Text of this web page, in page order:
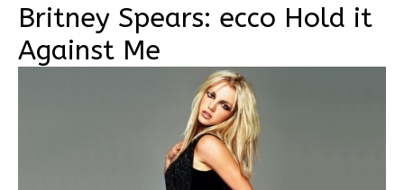
Britney Spears: ecco Hold it
Against Me